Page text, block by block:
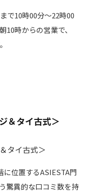
で10時00分～22時00
時からの営業で、
＆タイ古式＞
位置するASIESTA門
驚異的な口コミ数を持